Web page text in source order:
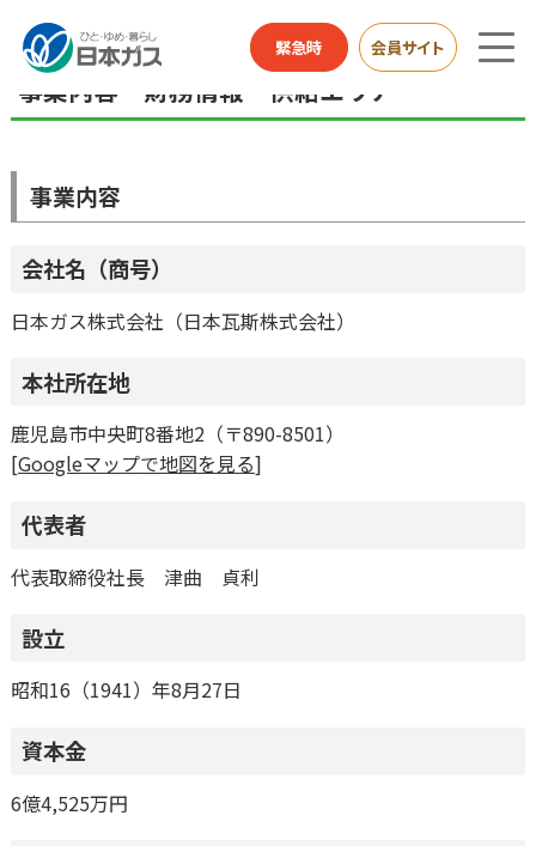
緊急時 会員サイト
企業情報TOP 会社概要 事業内容・財務情報・供給エリア
事業内容・財務情報・供給エリア
事業内容
会社名（商号）
日本ガス株式会社（日本瓦斯株式会社）
本社所在地
鹿児島市中央町8番地2（〒890-8501）
[Googleマップで地図を見る]
代表者
代表取締役社長 津曲 貞利
設立
昭和16（1941）年8月27日
資本金
6億4,525万円